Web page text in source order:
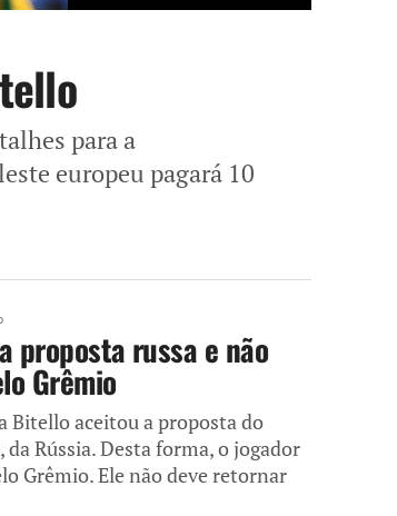
para a
europeu pagará 10
proposta russa e não
Grêmio
Bitello aceitou a proposta do
Rússia. Desta forma, o jogador
Grêmio. Ele não deve retornar